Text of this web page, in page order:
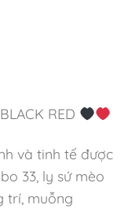
RED
và tinh tế được
33, ly sứ mèo
trí, muỗng